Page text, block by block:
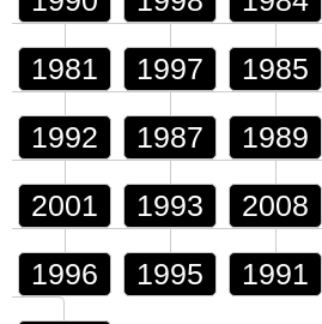
1981 1997 1985
1992 1987 1989
2001 1993 2008
1996 1995 1991